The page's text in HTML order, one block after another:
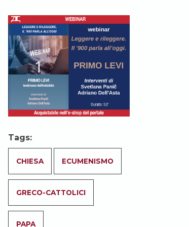
Tags:
CHIESA ECUMENISMO
GRECO-CATTOLICI
PAPA